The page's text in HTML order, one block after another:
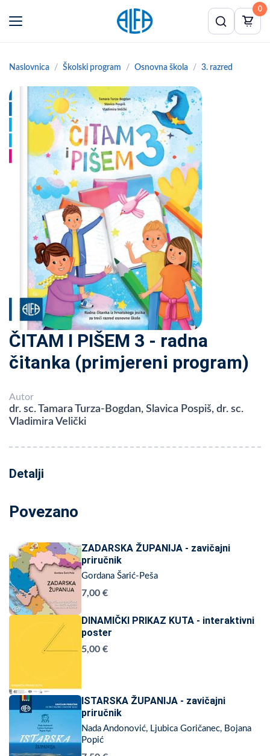
0
Naslovnica Školski program Osnovna škola 3. razred
ČITAM I PIŠEM 3 - radna
čitanka (primjereni program)
Autor
dr. sc. Tamara Turza-Bogdan, Slavica Pospiš, dr. sc.
Vladimira Velički
Detalji
Povezano
ZADARSKA ŽUPANIJA - zavičajni
priručnik
Gordana Šarić-Peša
7,00 €
DINAMIČKI PRIKAZ KUTA - interaktivni
poster
5,00 €
ISTARSKA ŽUPANIJA - zavičajni
priručnik
Nada Andonović, Ljubica Goričanec, Bojana
Popić